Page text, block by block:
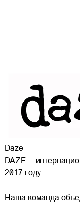
Daze
DAZE —
2017 году.
Наша команда